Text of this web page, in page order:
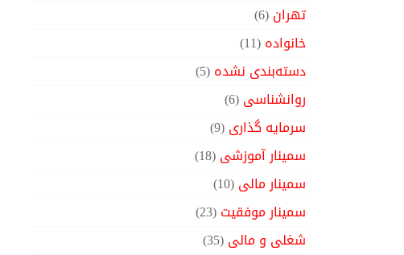
تهران(6)
خانواده(11)
دسته‌بندی نشده(5)
روانشناسی(6)
سرمایه گذاری(9)
سمینار آموزشی(18)
سمینار مالی(10)
سمینار موفقیت(23)
شغلی و مالی(35)